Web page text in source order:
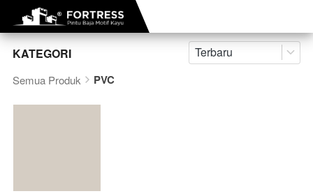
KATEGORI Terbaru
Semua Produk PVC